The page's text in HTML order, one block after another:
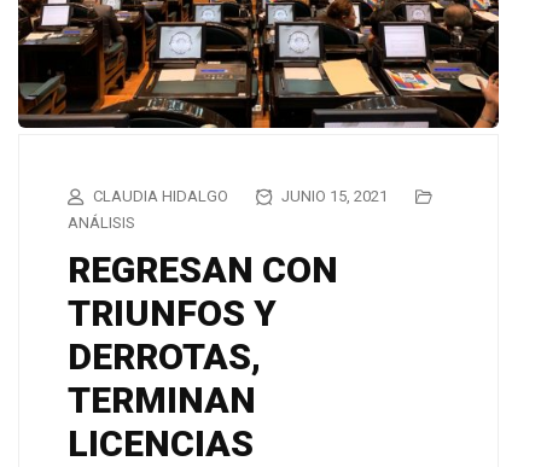
CLAUDIA HIDALGO
JUNIO 15, 2021
ANÁLISIS
REGRESAN CON
TRIUNFOS Y
DERROTAS,
TERMINAN
LICENCIAS